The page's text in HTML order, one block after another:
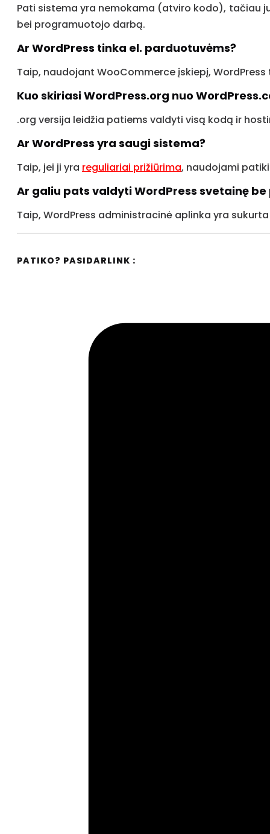
Pati sistema yra nemokama (atviro kodo), tačiau
bei programuotojo darbą.
Ar WordPress tinka el. parduotuvėms?
Taip, naudojant WooCommerce įskiepį,
Kuo skiriasi WordPress.org nuo
.org versija leidžia patiems valdyti visą kodą ir
Ar WordPress yra saugi sistema?
Taip, jei ji yra reguliariai prižiūrima, naudojami
Ar galiu pats valdyti WordPress svetainę
Taip, WordPress administracinė aplinka yra
PATIKO? PASIDARLINK :